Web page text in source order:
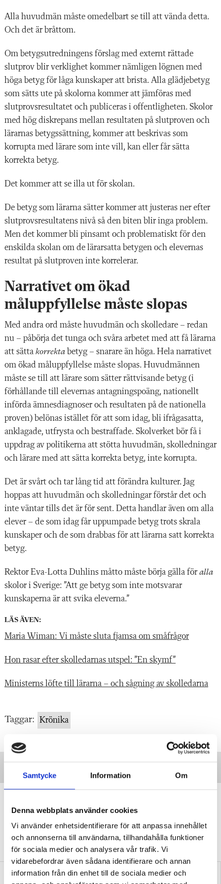
Samtycke Information Om
Denna webbplats använder cookies
Vi använder enhetsidentifierare för att anpassa innehållet
och annonserna till användarna, tillhandahålla funktioner
för sociala medier och analysera vår trafik. Vi
vidarebefordrar även sådana identifierare och annan
information från din enhet till de sociala medier och
Alla huvudmän måste omedelbart se till att vända detta.
Och det är bråttom.
Om betygsutredningens förslag med externt rättade
slutprov blir verklighet kommer nämligen lögnen med
höga betyg för låga kunskaper att brista. Alla glädjebetyg
som sätts ute på skolorna kommer att jämföras med
slutprovsresultatet och publiceras i offentligheten. Skolor
med hög diskrepans mellan resultaten på slutproven och
lärarnas betygssättning, kommer att beskrivas som
korrupta med lärare som inte vill, kan eller får sätta
korrekta betyg.
Det kommer att se illa ut för skolan.
De betyg som lärarna sätter kommer att justeras ner efter
slutprovsresultatens nivå så den biten blir inga problem.
Men det kommer bli pinsamt och problematiskt för den
enskilda skolan om de lärarsatta betygen och elevernas
resultat på slutproven inte korrelerar.
Narrativet om ökad
måluppfyllelse måste slopas
Med andra ord måste huvudmän och skolledare – redan
nu – påbörja det tunga och svåra arbetet med att få lärarna
att sätta korrekta betyg – snarare än höga. Hela narrativet
om ökad måluppfyllelse måste slopas. Huvudmännen
måste se till att lärare som sätter rättvisande betyg (i
förhållande till elevernas antagningspoäng, nationellt
införda ämnesdiagnoser och resultaten på de nationella
proven) belönas istället för att som idag, bli ifrågasatta,
anklagade, utfrysta och bestraffade. Skolverket bör få i
uppdrag av politikerna att stötta huvudmän, skolledningar
och lärare med att sätta korrekta betyg, inte korrupta.
Det är svårt och tar lång tid att förändra kulturer. Jag
hoppas att huvudmän och skolledningar förstår det och
inte väntar tills det är för sent. Detta handlar även om alla
elever – de som idag får uppumpade betyg trots skrala
kunskaper och de som drabbas för att lärarna satt korrekta
betyg.
Rektor Eva-Lotta Duhlins måtto måste börja gälla för alla
skolor i Sverige: ”Att ge betyg som inte motsvarar
kunskaperna är att svika eleverna.”
LÄS ÄVEN:
Maria Wiman: Vi måste sluta fjamsa om småfrågor
Hon rasar efter skolledarnas utspel: ”En skymf”
Ministerns löfte till lärarna – och sågning av skolledarna
Taggar: Krönika
klassrum”
VALDEBATT Centerpartiets tioåriga plan:
Inga fler obehöriga lärare.